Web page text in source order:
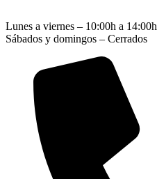
Lunes a viernes – 10:00h a 14:00h
Sábados y domingos – Cerrados